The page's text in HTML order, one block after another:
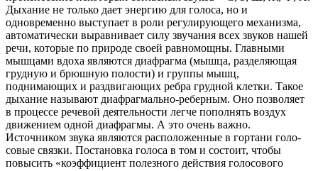
Дыхание не только дает энергию для голоса, но и
одновременно выступает в роли регулирующего механизма,
автоматически выравнивает силу звучания всех зву­ков нашей
речи, которые по природе своей равномощны. Главными
мышцами вдоха являются диа­фрагма (мышца, разделяющая
грудную и брюшную полости) и группы мышц,
поднимающих и раздвигающих ребра грудной клетки. Такое
дыхание называют диафрагмально-реберным. Оно позволяет
в процессе речевой деятельности легче пополнять воздух
движением одной диафрагмы. А это очень важно.
Источником звука являются расположенные в гортани голо­
совые связки. Постановка голоса в том и состоит, чтобы
повысить «коэффициент полезного дейст­вия голосового